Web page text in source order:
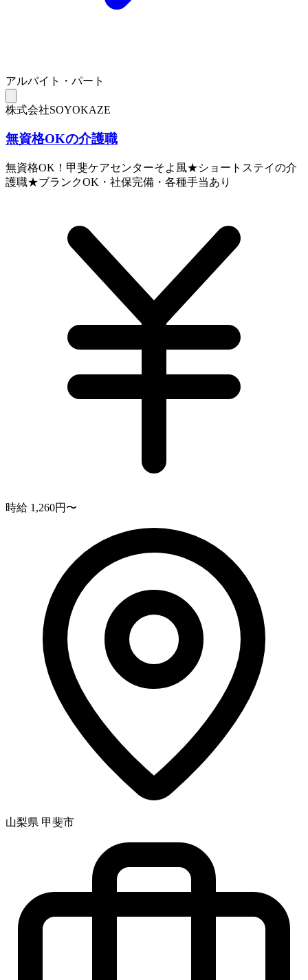
アルバイト・パート
株式会社SOYOKAZE
無資格OKの介護職
無資格OK！甲斐ケアセンターそよ風★ショートステイの介
護職★ブランクOK・社保完備・各種手当あり
時給 1,260円〜
山梨県 甲斐市